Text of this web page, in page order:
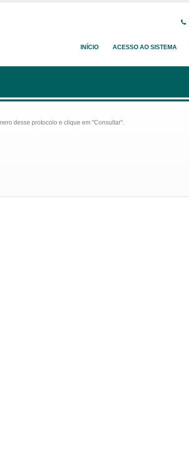
INÍCIO ACESSO AO SISTEMA
desse protocolo e clique em "Consultar".